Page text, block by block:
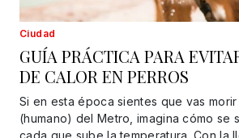
Ciudad
GUÍA PRÁCTICA PARA
DE CALOR EN PERROS
Si en esta época sientes que vas
(humano) del Metro, imagina cómo se